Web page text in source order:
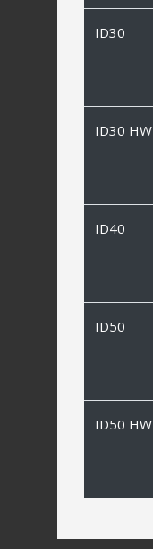
ID30
ID30 HW
ID40
ID50
ID50 HW